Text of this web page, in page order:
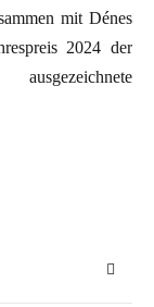
mit Dénes
2024 der